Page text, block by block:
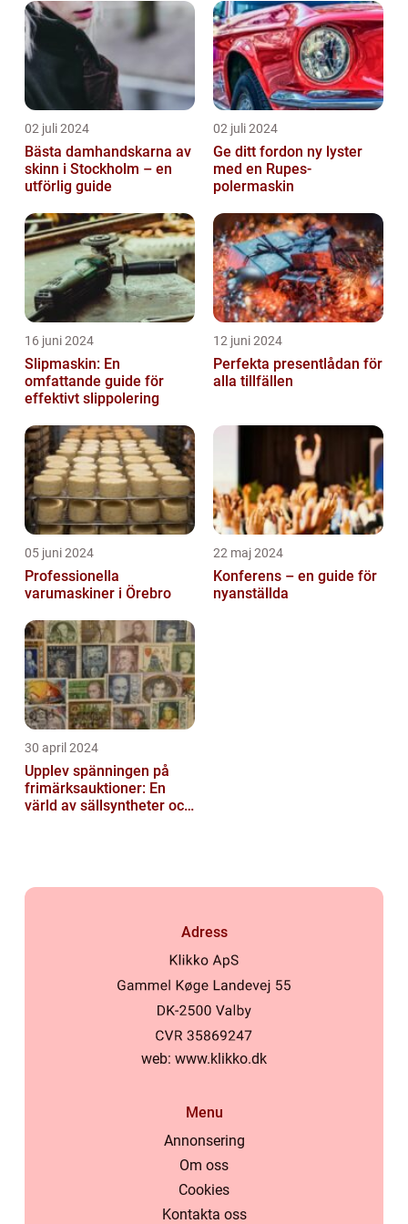
02 juli 2024
Bästa damhandskarna av
skinn i Stockholm – en
utförlig guide
02 juli 2024
Ge ditt fordon ny lyster
med en Rupes-
polermaskin
16 juni 2024
Slipmaskin: En
omfattande guide för
effektivt slippolering
12 juni 2024
Perfekta presentlådan för
alla tillfällen
05 juni 2024
Professionella
varumaskiner i Örebro
22 maj 2024
Konferens – en guide för
nyanställda
30 april 2024
Upplev spänningen på
frimärksauktioner: En
värld av sällsyntheter och
Adress
web: www.klikko.dk
Menu
Annonsering
Om oss
Cookies
Kontakta oss